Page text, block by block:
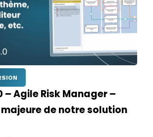
– Agile Risk Manager –
majeure de notre solution